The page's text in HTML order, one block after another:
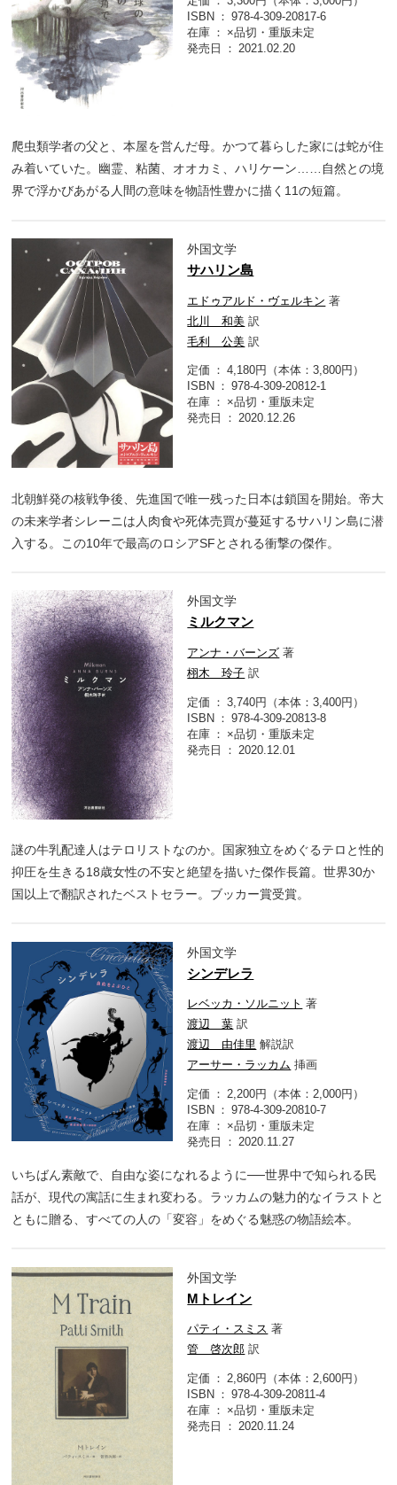
ISBN
978-4-309-20817-6
在庫
×品切・重版未定
発売日
2021.02.20
爬虫類学者の父と、本屋を営んだ母。かつて暮らした家には蛇が住
み着いていた。幽霊、粘菌、オオカミ、ハリケーン……自然との境
界で浮かびあがる人間の意味を物語性豊かに描く11の短篇。
外国文学
サハリン島
エドゥアルド・ヴェルキン 著
北川 和美 訳
毛利 公美 訳
定価
4,180円（本体：3,800円）
ISBN
978-4-309-20812-1
在庫
×品切・重版未定
発売日
2020.12.26
北朝鮮発の核戦争後、先進国で唯一残った日本は鎖国を開始。帝大
の未来学者シレーニは人肉食や死体売買が蔓延するサハリン島に潜
入する。この10年で最高のロシアSFとされる衝撃の傑作。
外国文学
ミルクマン
アンナ・バーンズ 著
栩木 玲子 訳
定価
3,740円（本体：3,400円）
ISBN
978-4-309-20813-8
在庫
×品切・重版未定
発売日
2020.12.01
謎の牛乳配達人はテロリストなのか。国家独立をめぐるテロと性的
抑圧を生きる18歳女性の不安と絶望を描いた傑作長篇。世界30か
国以上で翻訳されたベストセラー。ブッカー賞受賞。
外国文学
シンデレラ
レベッカ・ソルニット 著
渡辺 葉 訳
渡辺 由佳里 解説訳
アーサー・ラッカム 挿画
定価
2,200円（本体：2,000円）
ISBN
978-4-309-20810-7
在庫
×品切・重版未定
発売日
2020.11.27
いちばん素敵で、自由な姿になれるように──世界中で知られる民
話が、現代の寓話に生まれ変わる。ラッカムの魅力的なイラストと
ともに贈る、すべての人の「変容」をめぐる魅惑の物語絵本。
外国文学
Мトレイン
パティ・スミス 著
管 啓次郎 訳
定価
2,860円（本体：2,600円）
ISBN
978-4-309-20811-4
在庫
×品切・重版未定
発売日
2020.11.24